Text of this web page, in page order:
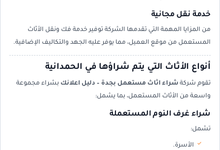
خدمة نقل مجانية
من المزايا المهمة التي تقدمها الشركة توفير خدمة فك ونقل الأثاث
المستعمل من موقع العميل، مما يوفر عليه الجهد والتكاليف الإضافية.
أنواع الأثاث التي يتم شراؤها في الحمدانية
تقوم شركة شراء اثاث مستعمل بجدة – دليل اعلانك بشراء مجموعة
واسعة من الأثاث المستعمل، بما يشمل:
شراء غرف النوم المستعملة
تشمل:
الأسرة.